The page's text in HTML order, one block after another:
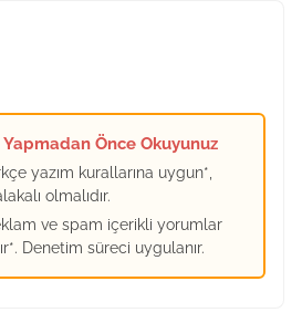
Önce Okuyunuz
yazım kurallarına uygun*,
olmalıdır.
ve spam içerikli yorumlar
Denetim süreci uygulanır.